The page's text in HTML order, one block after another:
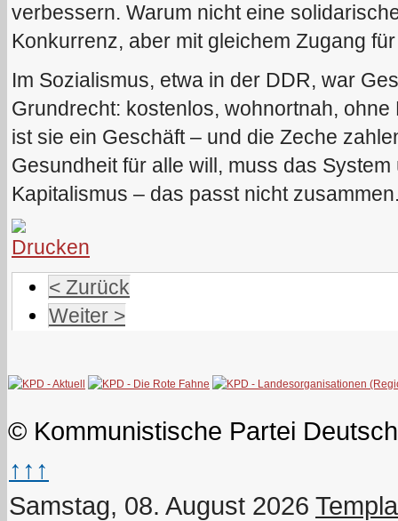
verbessern. Warum nicht eine
Konkurrenz, aber mit gleichem Zugang
Im Sozialismus, etwa in der DDR, war
Grundrecht: kostenlos, wohnortnah,
ist sie ein Geschäft – und die Zeche
Gesundheit für alle will, muss das
Kapitalismus – das passt nicht
< Zurück
Weiter >
© Kommunistische Partei
↑↑↑
Samstag, 08. August 2026